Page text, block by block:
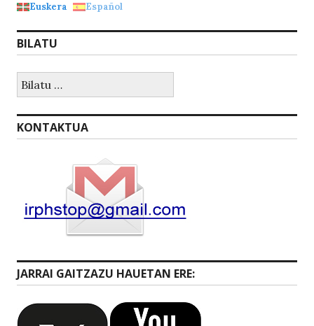
Euskera Español
BILATU
KONTAKTUA
JARRAI GAITZAZU HAUETAN ERE: